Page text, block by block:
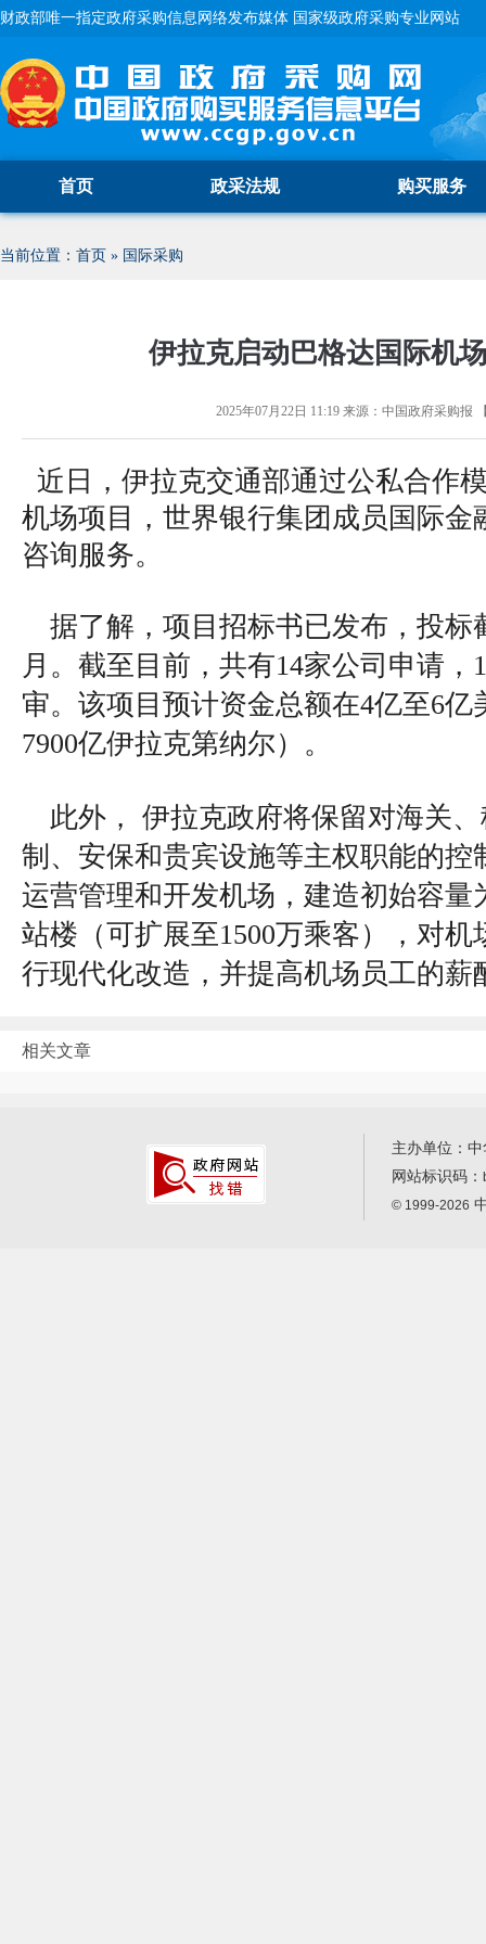
财政部唯一指定政府采购信息网络发布媒体 国家级政府采购专业网站
首页 政采法规 购买服务
当前位置： 首页 » 国际采购
伊拉克启动巴格达国际机
2025年07月22日 11:19来源： 中国政府采购报
近日，伊拉克交通部通过公私合作
机场项目，世界银行集团成员国际金
咨询服务。
据了解，项目招标书已发布，投标
月。截至目前，共有14家公司申请，
审。该项目预计资金总额在4亿至6亿
7900亿伊拉克第纳尔）。
此外， 伊拉克政府将保留对海关
制、安保和贵宾设施等主权职能的控
运营管理和开发机场，建造初始容量
站楼（可扩展至1500万乘客），对
行现代化改造，并提高机场员工的薪
相关文章
主办单位：
网站标识码：
© 1999-2026